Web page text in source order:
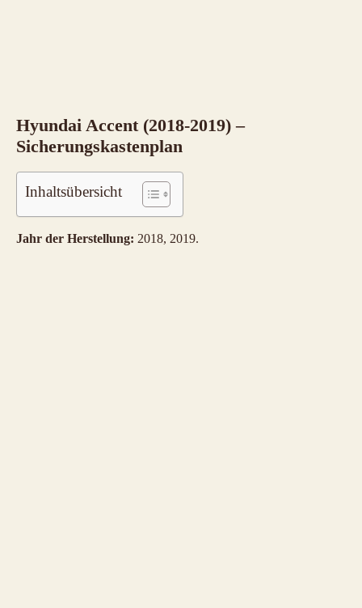
Hyundai Accent (2018-2019) –
Sicherungskastenplan
Inhaltsübersicht
Jahr der Herstellung: 2018, 2019.